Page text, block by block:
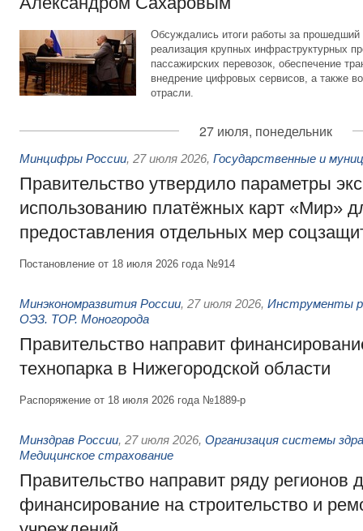
Обсуждались итоги работы за
реализация крупных инфраструктурных
пассажирских перевозок, обеспечение
внедрение цифровых сервисов, а также
отрасли.
27 июля, понедельник
Минцифры России, 27 июля 2026, Государственные и
Правительство утвердило параметры
использованию платёжных карт «Мир»
предоставления отдельных мер
Постановление от 18 июля 2026 года №914
Минэкономразвития России, 27 июля 2026, Инструменты
ОЭЗ. ТОР. Моногорода
Правительство направит
технопарка в Нижегородской области
Распоряжение от 18 июля 2026 года №1889-р
Минздрав России, 27 июля 2026, Организация системы
Медицинское страхование
Правительство направит ряду регионов
финансирование на строительство и